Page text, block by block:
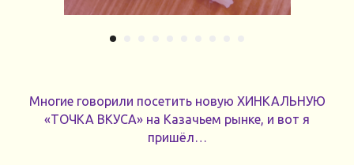
Многие говорили посетить новую ХИНКАЛЬНУЮ
«ТОЧКА ВКУСА» на Казачьем рынке, и вот я
пришёл…